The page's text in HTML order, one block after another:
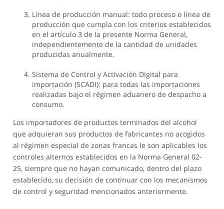
Línea de producción manual: todo proceso o línea de
producción que cumpla con los criterios establecidos
en el artículo 3 de la presente Norma General,
independientemente de la cantidad de unidades
producidas anualmente.
Sistema de Control y Activación Digital para
importación (SCADI): para todas las importaciones
realizadas bajo el régimen aduanero de despacho a
consumo.
Los importadores de productos terminados del alcohol
que adquieran sus productos de fabricantes no acogidos
al régimen especial de zonas francas le son aplicables los
controles alternos establecidos en la Norma General 02-
25, siempre que no hayan comunicado, dentro del plazo
establecido, su decisión de continuar con los mecanismos
de control y seguridad mencionados anteriormente.